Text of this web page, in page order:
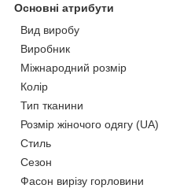
Основні атрибути
Вид виробу
Виробник
Міжнародний розмір
Колір
Тип тканини
Розмір жіночого одягу (UA)
Стиль
Сезон
Фасон вирізу горловини